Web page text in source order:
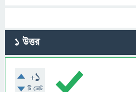
1উত্তর
+1
টি ভোট